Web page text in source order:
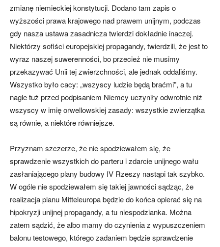
zmianę niemieckiej konstytucji. Dodano tam zapis o
wyższości prawa krajowego nad prawem unijnym, podczas
gdy nasza ustawa zasadnicza twierdzi dokładnie inaczej.
Niektórzy sofiści europejskiej propagandy, twierdzili, że jest to
wyraz naszej suwerenności, bo przecież nie musimy
przekazywać Unii tej zwierzchności, ale jednak oddaliśmy.
Wszystko było cacy: „wszyscy ludzie będą braćmi”, a tu
nagle tuż przed podpisaniem Niemcy uczyniły odwrotnie niż
wszyscy w imię orwellowskiej zasady: wszystkie zwierzątka
są równie, a niektóre równiejsze.
Przyznam szczerze, że nie spodziewałem się, że
sprawdzenie wszystkich do parteru i zdarcie unijnego wału
zasłaniającego plany budowy IV Rzeszy nastąpi tak szybko.
W ogóle nie spodziewałem się takiej jawności sądząc, że
realizacja planu Mitteleuropa będzie do końca opierać się na
hipokryzji unijnej propagandy, a tu niespodzianka. Można
zatem sądzić, że albo mamy do czynienia z wypuszczeniem
balonu testowego, którego zadaniem będzie sprawdzenie